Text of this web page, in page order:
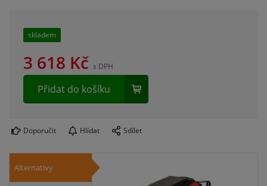
skladem
3 618 Kč s DPH
Přidat do košíku
Doporučit Hlídat Sdílet
Alternativy